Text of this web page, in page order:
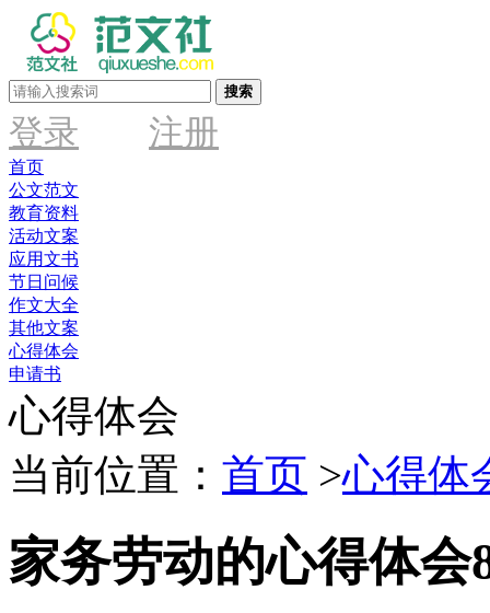
搜索
登录 注册
首页
公文范文
教育资料
活动文案
应用文书
节日问候
作文大全
其他文案
心得体会
申请书
心得体会
当前位置： 首页 >心得体
家务劳动的心得体会